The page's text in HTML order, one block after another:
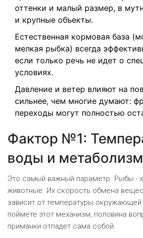
оттенки и малый размер, в
и крупные объекты.
Естественная кормовая база
мелкая рыбка) всегда
если только речь не идет о
условиях.
Давление и ветер влияют на
сильнее, чем многие думают:
переходы могут полностью
Фактор №1:
воды и
Это самый важный параметр. Рыбы -
животные. Их скорость обмена
зависит от температуры
поймете этот механизм, половина
приманки отпадет сама собой.